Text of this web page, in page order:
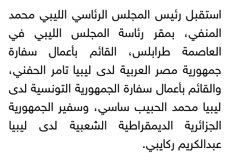
استقبل رئيس المجلس الرئاسي الليبي محمد
المنفي، بمقر رئاسة المجلس الليبي في
العاصمة طرابلس، القائم بأعمال سفارة
جمهورية مصر العربية لدى ليبيا تامر الحفني،
والقائم بأعمال سفارة الجمهورية التونسية لدى
ليبيا محمد الحبيب ساسي، وسفير الجمهورية
الجزائرية الديمقراطية الشعبية لدى ليبيا
عبدالكريم ركايبي.